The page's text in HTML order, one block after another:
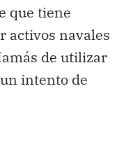
que tiene
activos navales
de utilizar
intento de